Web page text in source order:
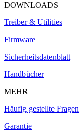
DOWNLOADS
Treiber & Utilities
Firmware
Sicherheitsdatenblatt
Handbücher
MEHR
Häufig gestellte Fragen
Garantie